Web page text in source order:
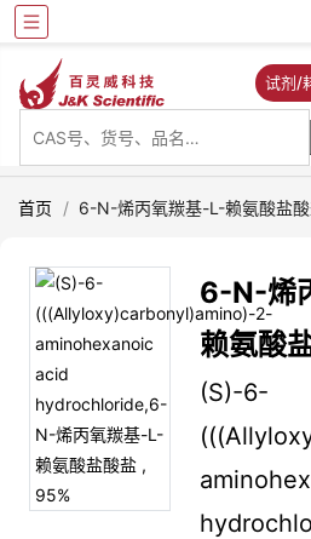
试剂/
首页 / 6-N-烯丙氧羰基-L-赖氨酸盐
6-N-烯
赖氨酸
(S)-6-